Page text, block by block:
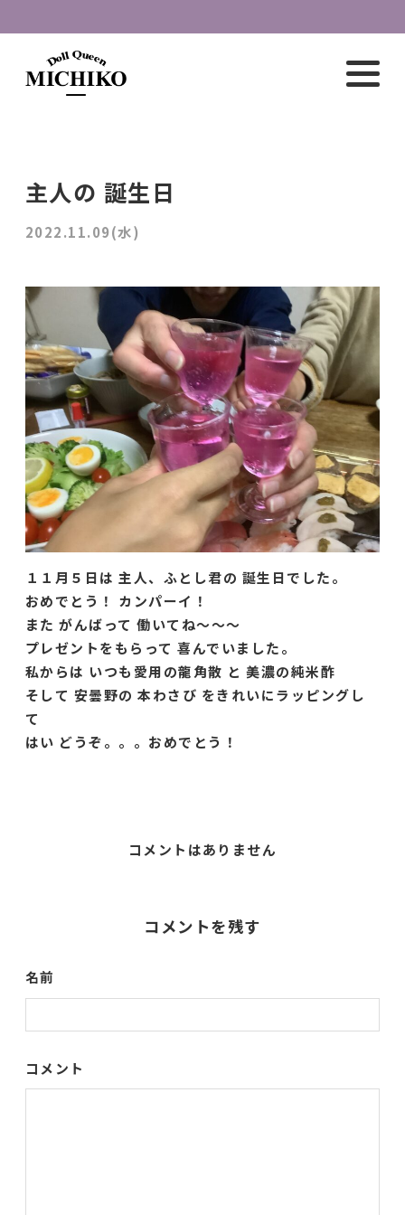
主人の 誕生日
2022.11.09(水)
１１月５日は 主人、ふとし君の 誕生日でした。
おめでとう！ カンパーイ！
また がんばって 働いてね〜〜〜
プレゼントをもらって 喜んでいました。
私からは いつも愛用の龍角散 と 美濃の純米酢
そして 安曇野の 本わさび をきれいにラッピングし
て
はい どうぞ。。。おめでとう！
コメントはありません
コメントを残す
名前
コメント